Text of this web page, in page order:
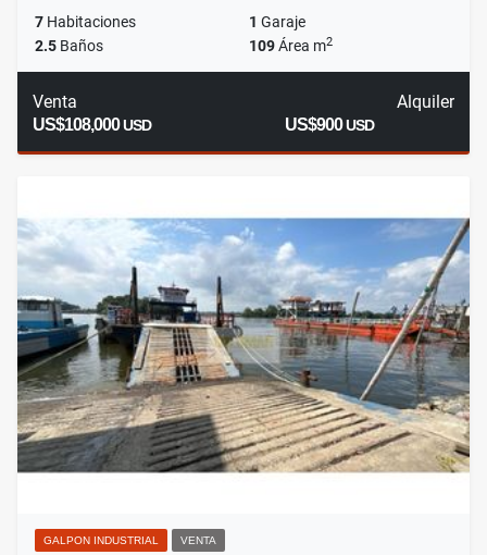
7 Habitaciones 1 Garaje
2.5 Baños 109Área m2
Venta
US$108,000USD
Alquiler
US$900USD
GALPON INDUSTRIAL VENTA